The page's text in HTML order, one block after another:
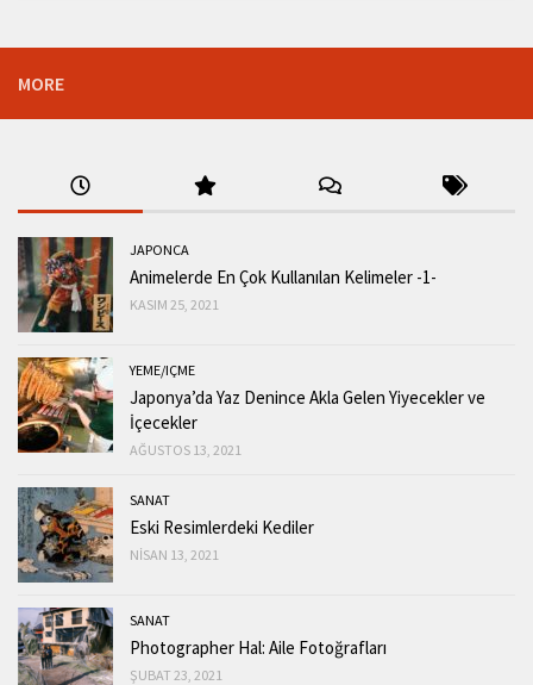
MORE
JAPONCA
Animelerde En Çok Kullanılan Kelimeler -1-
KASIM 25, 2021
YEME/IÇME
Japonya’da Yaz Denince Akla Gelen Yiyecekler ve
İçecekler
AĞUSTOS 13, 2021
SANAT
Eski Resimlerdeki Kediler
NISAN 13, 2021
SANAT
Photographer Hal: Aile Fotoğrafları
ŞUBAT 23, 2021